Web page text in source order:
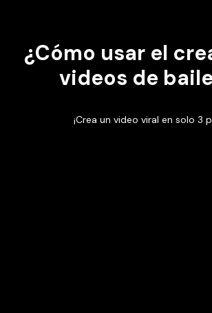
¿Cómo usar el
videos de
¡Crea un video viral en solo 3